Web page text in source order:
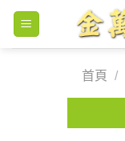
Skip
content
首頁
/